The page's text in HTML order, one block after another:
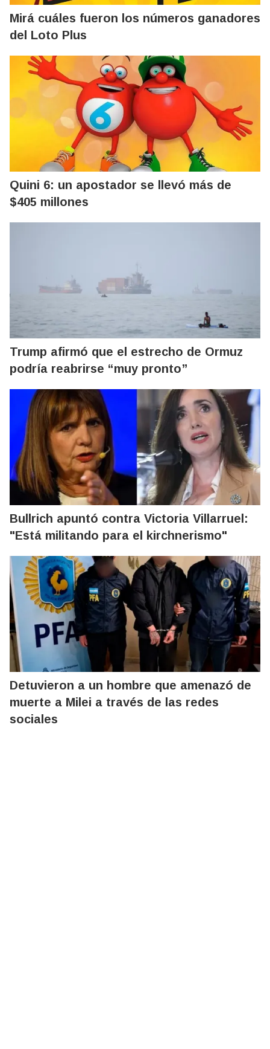
Mirá cuáles fueron los números ganadores
del Loto Plus
Quini 6: un apostador se llevó más de
$405 millones
Trump afirmó que el estrecho de Ormuz
podría reabrirse “muy pronto”
Bullrich apuntó contra Victoria Villarruel:
"Está militando para el kirchnerismo"
Detuvieron a un hombre que amenazó de
muerte a Milei a través de las redes
sociales